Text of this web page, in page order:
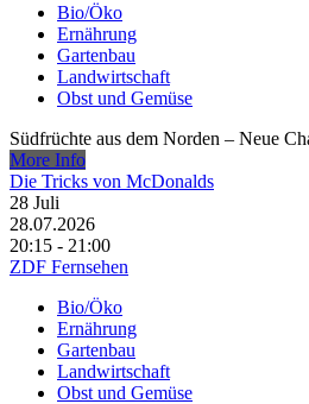
Bio/Öko
Ernährung
Gartenbau
Landwirtschaft
Obst und Gemüse
Südfrüchte aus dem Norden – Neue
More Info
Die Tricks von McDonalds
28 Juli
28.07.2026
20:15 - 21:00
ZDF Fernsehen
Bio/Öko
Ernährung
Gartenbau
Landwirtschaft
Obst und Gemüse